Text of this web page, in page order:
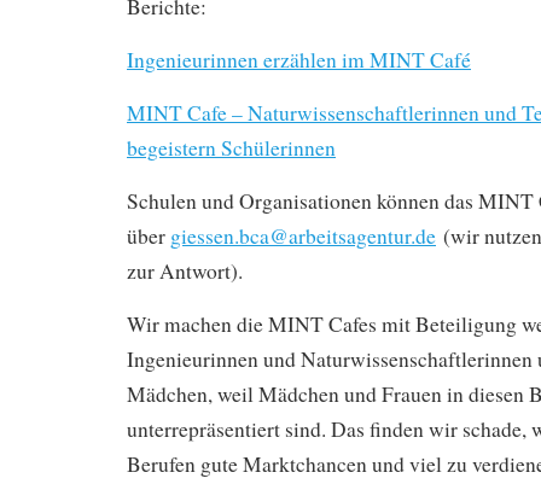
Berichte:
Ingenieurinnen erzählen im MINT Café
MINT Cafe – Naturwissenschaftlerinnen und
begeistern Schülerinnen
Schulen und Organisationen können das MINT
über giessen.bca@arbeitsagentur.de (wir
zur Antwort).
Wir machen die MINT Cafes mit Beteiligung
Ingenieurinnen und Naturwissenschaftlerinnen
Mädchen, weil Mädchen und Frauen in diesen
unterrepräsentiert sind. Das finden wir schade,
Berufen gute Marktchancen und viel zu